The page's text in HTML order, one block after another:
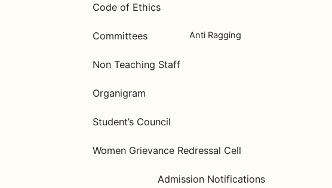
Code of Ethics
Committees Anti Ragging
Non Teaching Staff
Organigram
Student’s Council
Women Grievance Redressal Cell
Admission Notifications